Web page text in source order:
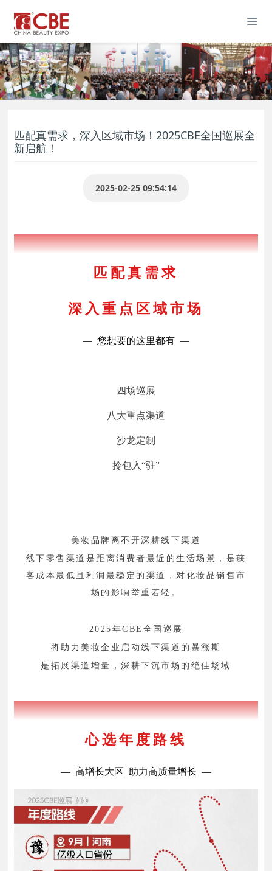
匹配真需求，深入区域市场！2025CBE全国巡展全
新启航！
2025-02-25 09:54:14
2025年CBE全国巡展
匹配真需求
深入重点区域市场
— 您想要的这里都有 —
四场巡展
八大重点渠道
沙龙定制
拎包入“驻”
美妆品牌离不开深耕线下渠道
线下零售渠道是距离消费者最近的生活场景，是获
客成本最低且利润最稳定的渠道，对化妆品销售市
场的影响举重若轻。
2025年CBE全国巡展
将助力美妆企业启动线下渠道的暴涨期
是拓展渠道增量，深耕下沉市场的绝佳场域
2025年CBE全国巡展
心选年度路线
— 高增长大区 助力高质量增长 —